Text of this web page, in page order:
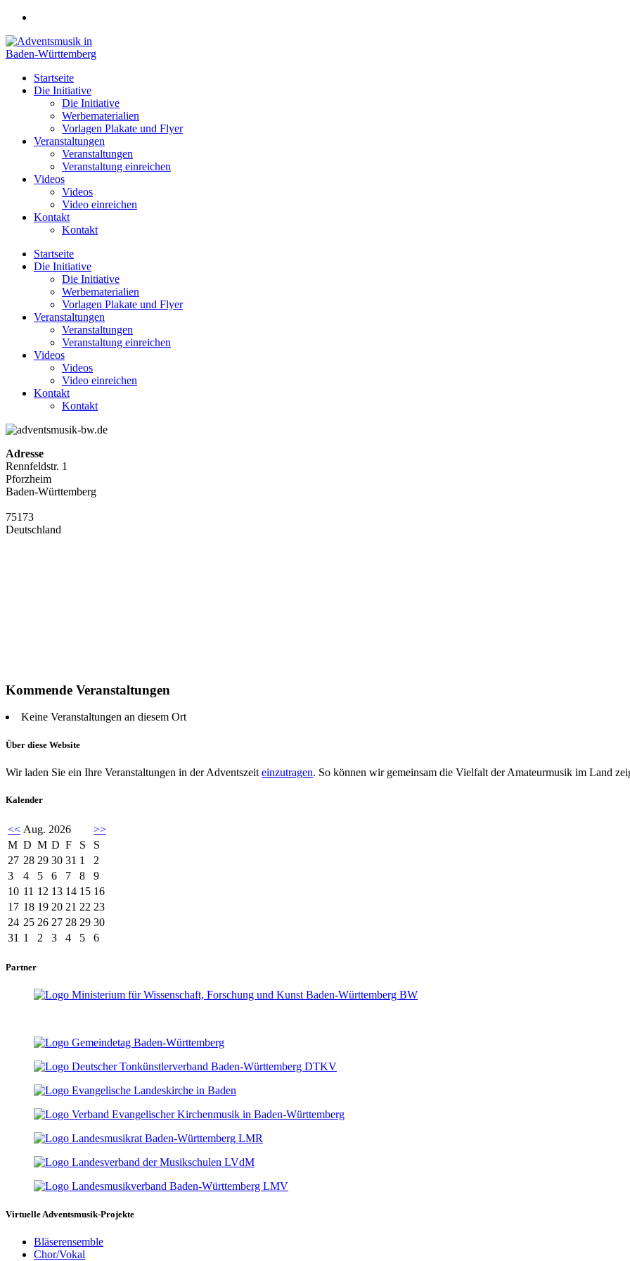
Zum
springen
Startseite
Die Initiative
Die Initiative
Werbematerialien
Vorlagen Plakate und Flyer
Veranstaltungen
Veranstaltungen
Veranstaltung einreichen
Videos
Videos
Video einreichen
Kontakt
Kontakt
Startseite
Die Initiative
Die Initiative
Werbematerialien
Vorlagen Plakate und Flyer
Veranstaltungen
Veranstaltungen
Veranstaltung einreichen
Videos
Videos
Video einreichen
Kontakt
Kontakt
Adresse
Rennfeldstr. 1
Pforzheim
Baden-Württemberg
75173
Deutschland
Kommende Veranstaltungen
Keine Veranstaltungen an diesem Ort
Über diese Website
Wir laden Sie ein Ihre Veranstaltungen in der Adventszeit einzutragen. So können wir gemeinsam die Vielfalt der Amateurmusik im Land
Kalender
<< Aug. 2026
>>
M D M D F S
S
27 28 29 30 31 1
2
3
4 5 6 7 8
9
10 11 12 13 14 15 16
17 18 19 20 21 22 23
24 25 26 27 28 29 30
31 1 2 3 4 5 6
Partner
Virtuelle Adventsmusik-Projekte
Bläserensemble
Chor/Vokal